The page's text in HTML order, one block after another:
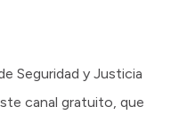
Seguridad y Justicia
canal gratuito, que